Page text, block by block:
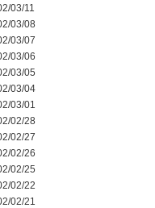
03/11
03/08
03/07
03/06
03/05
03/04
03/01
02/28
02/27
02/26
02/25
02/22
02/21